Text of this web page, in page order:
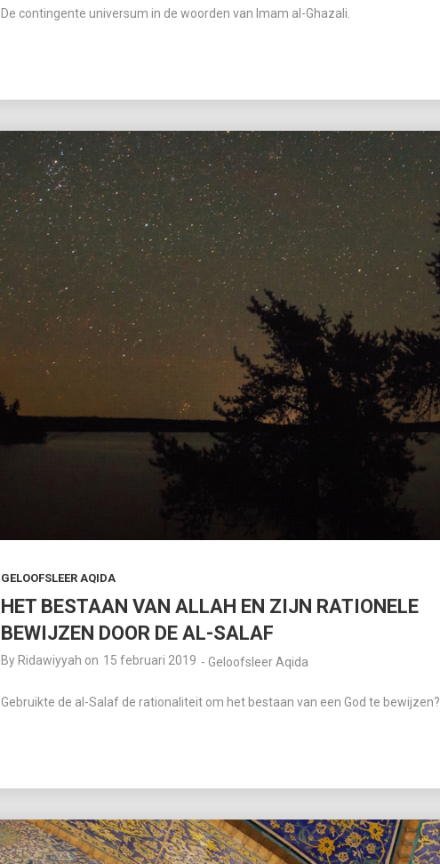
De contingente universum in de woorden van Imam al-Ghazali.
GELOOFSLEER AQIDA
HET BESTAAN VAN ALLAH EN ZIJN RATIONELE
BEWIJZEN DOOR DE AL-SALAF
By Ridawiyyah on 15 februari 2019 -Geloofsleer Aqida
Gebruikte de al-Salaf de rationaliteit om het bestaan van een God te bewijzen?